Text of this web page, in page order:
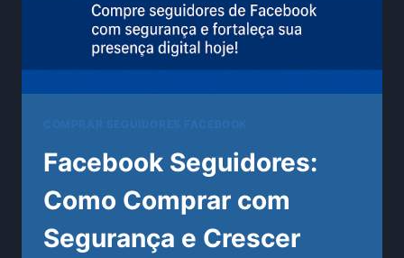
Facebook Seguidores:
Como Comprar com
Segurança e Crescer